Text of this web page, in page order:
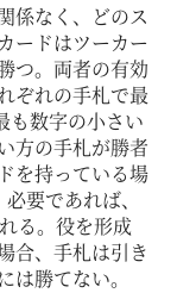
係なく、どのス
ードはツーカー
つ。両者の有効
ぞれの手札で最
も数字の小さい
方の手札が勝者
を持っている場
要であれば、
る。役を形成
合、手札は引き
勝てない。